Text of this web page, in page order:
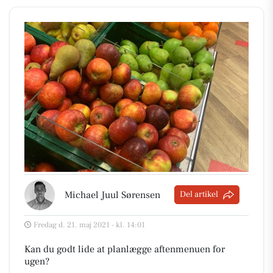
Michael Juul Sørensen Del artikel
Fredag d. 21. maj 2021 - kl. 14:01
Kan du godt lide at planlægge aftenmenuen for
ugen?